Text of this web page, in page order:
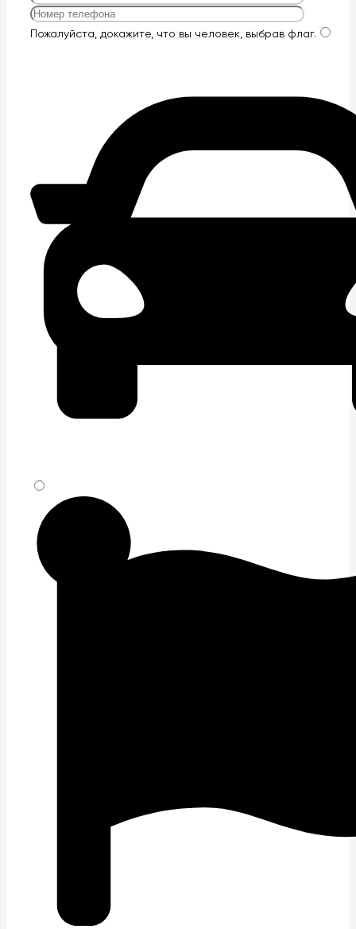
Оставьте
Пожалуйста, докажите, что вы человек, выбрав флаг.